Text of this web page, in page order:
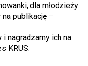
dla młodzieży
publikację –
i nagradzamy ich na
KRUS.